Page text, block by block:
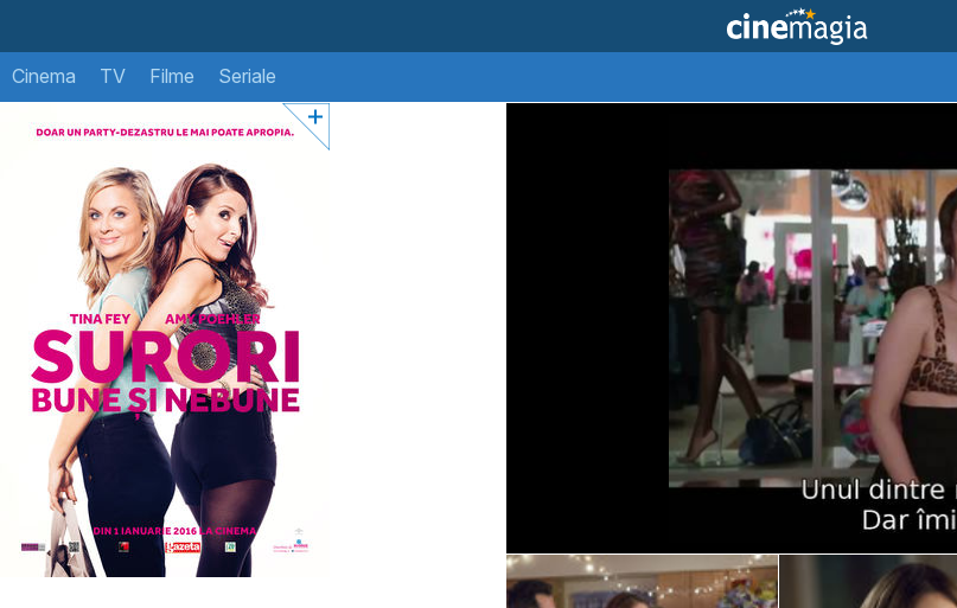
Cinema TV Filme Seriale